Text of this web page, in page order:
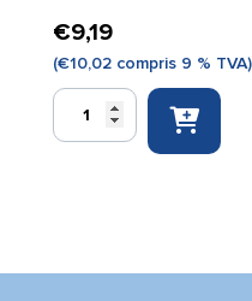
€9,19
(€10,02 compris 9 % TVA)
quantité
25